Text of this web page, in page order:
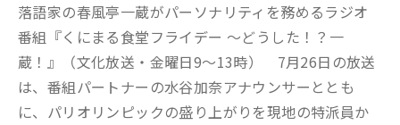
落語家の春風亭一蔵がパーソナリティを務めるラジオ
番組『くにまる食堂フライデー ～どうした！？一
蔵！』（文化放送・金曜日9〜13時） 7月26日の放送
は、番組パートナーの水谷加奈アナウンサーととも
に、パリオリンピックの盛り上がりを現地の特派員か